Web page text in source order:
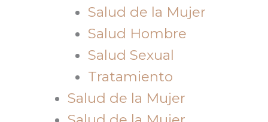
Salud de la Mujer
Salud Hombre
Salud Sexual
Tratamiento
Salud de la Mujer